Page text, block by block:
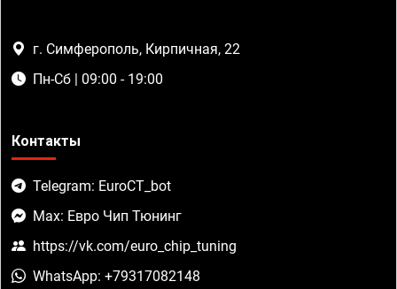
г. Симферополь, Кирпичная, 22
Пн-Сб | 09:00 - 19:00
Контакты
Telegram: EuroCT_bot
Max: Евро Чип Тюнинг
https://vk.com/euro_chip_tuning
WhatsApp: +79317082148